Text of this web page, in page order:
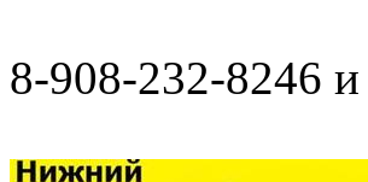
8-908-232-8246